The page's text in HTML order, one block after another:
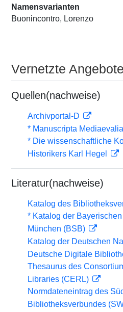
Namensvarianten
Buonincontro, Lorenzo
Vernetzte Angebote
Quellen(nachweise)
Archivportal-D
* Manuscripta Mediaevalia
* Die wissenschaftliche
Historikers Karl Hegel
Literatur(nachweise)
Katalog des
* Katalog der
München (BSB)
Katalog der Deutschen
Deutsche Digitale
Thesaurus des
Libraries (CERL)
Normdateneintrag des
Bibliotheksverbundes